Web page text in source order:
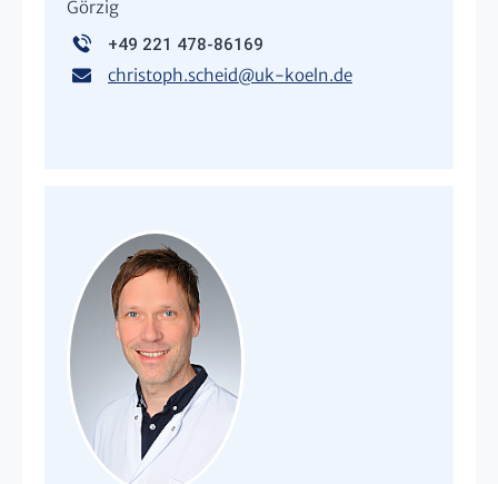
Görzig
+49 221 478-86169
christoph.scheid@uk-koeln.de